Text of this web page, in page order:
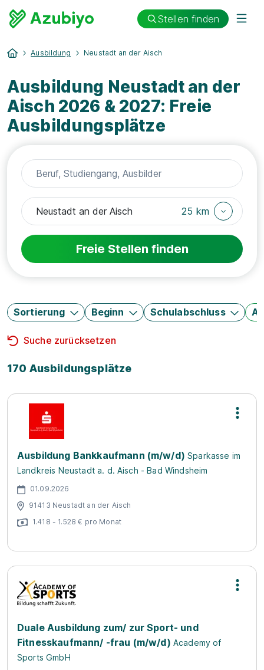
Stellen finden
Ausbildung Neustadt an der Aisch
Ausbildung Neustadt an der
Aisch 2026 & 2027: Freie
Ausbildungsplätze
25 km
Freie Stellen finden
Sortierung Beginn Schulabschluss
Suche zurücksetzen
170 Ausbildungsplätze
Ausbildung Bankkaufmann (m/w/d) Sparkasse im
Landkreis Neustadt a. d. Aisch - Bad Windsheim
01.09.2026
91413 Neustadt an der Aisch
1.418 - 1.528 € pro Monat
Duale Ausbildung zum/ zur Sport- und
Fitnesskaufmann/ -frau (m/w/d) Academy of
Sports GmbH